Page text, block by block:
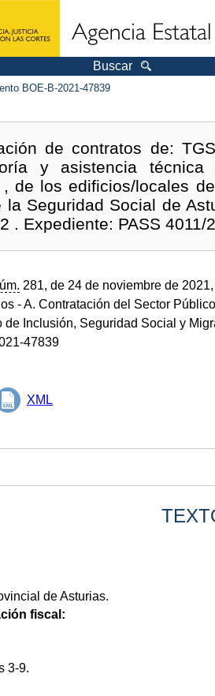
Buscar
BOE-B-2021-47839
de contratos de:
y asistencia
de los edificios/locales
la Seguridad Social de
. Expediente: PASS 4011/
281, de 24 de noviembre de
- A. Contratación del Sector Público
de Inclusión, Seguridad Social y
47839
XML
de Asturias.
fiscal:
3-9.